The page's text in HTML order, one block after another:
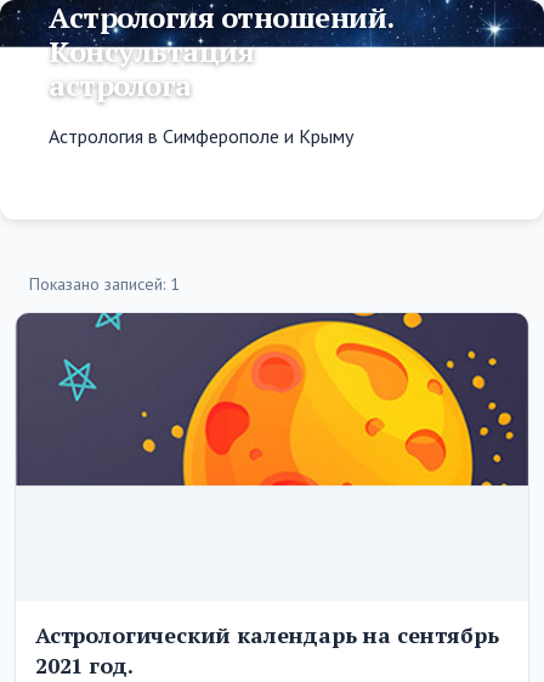
Астрология отношений.
Консультация
астролога
Астрология в Симферополе и Крыму
Показано записей: 1
Астрологический календарь на сентябрь
2021 год.